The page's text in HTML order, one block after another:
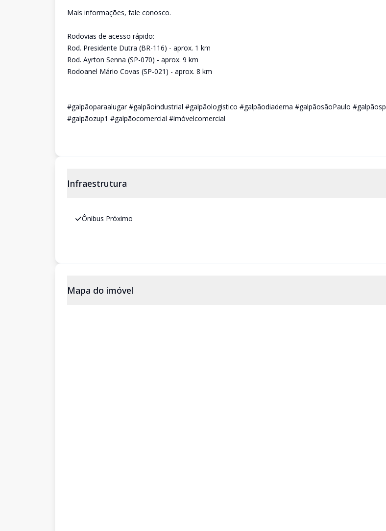
Mais informações, fale conosco.
Rodovias de acesso rápido:
Rod. Presidente Dutra (BR-116) - aprox. 1 km
Rod. Ayrton Senna (SP-070) - aprox. 9 km
Rodoanel Mário Covas (SP-021) - aprox. 8 km
#galpãoparaalugar #galpãoindustrial #galpãologistico #galpãodiadema #galpãosãoPaulo #galpãosp
#galpãozup1 #galpãocomercial #imóvelcomercial
Infraestrutura
Ônibus Próximo
Mapa do imóvel